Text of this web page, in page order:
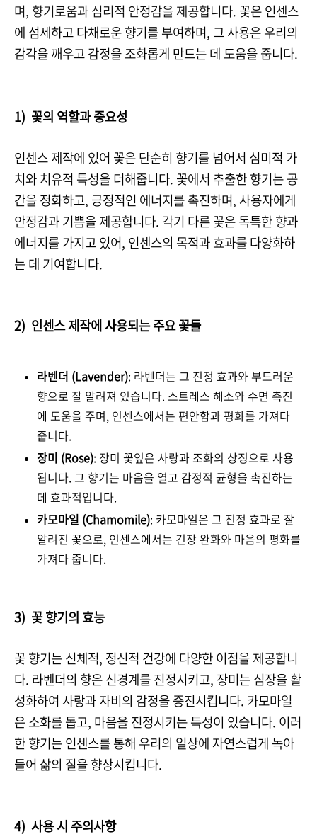
며, 향기로움과 심리적 안정감을 제공합니다. 꽃은 인센스
에 섬세하고 다채로운 향기를 부여하며, 그 사용은 우리의
감각을 깨우고 감정을 조화롭게 만드는 데 도움을 줍니다.
1) 꽃의 역할과 중요성
인센스 제작에 있어 꽃은 단순히 향기를 넘어서 심미적 가
치와 치유적 특성을 더해줍니다. 꽃에서 추출한 향기는 공
간을 정화하고, 긍정적인 에너지를 촉진하며, 사용자에게
안정감과 기쁨을 제공합니다. 각기 다른 꽃은 독특한 향과
에너지를 가지고 있어, 인센스의 목적과 효과를 다양화하
는 데 기여합니다.
2) 인센스 제작에 사용되는 주요 꽃들
라벤더 (Lavender): 라벤더는 그 진정 효과와 부드러운
향으로 잘 알려져 있습니다. 스트레스 해소와 수면 촉진
에 도움을 주며, 인센스에서는 편안함과 평화를 가져다
줍니다.
장미 (Rose): 장미 꽃잎은 사랑과 조화의 상징으로 사용
됩니다. 그 향기는 마음을 열고 감정적 균형을 촉진하는
데 효과적입니다.
카모마일 (Chamomile): 카모마일은 그 진정 효과로 잘
알려진 꽃으로, 인센스에서는 긴장 완화와 마음의 평화를
가져다 줍니다.
3) 꽃 향기의 효능
꽃 향기는 신체적, 정신적 건강에 다양한 이점을 제공합니
다. 라벤더의 향은 신경계를 진정시키고, 장미는 심장을 활
성화하여 사랑과 자비의 감정을 증진시킵니다. 카모마일
은 소화를 돕고, 마음을 진정시키는 특성이 있습니다. 이러
한 향기는 인센스를 통해 우리의 일상에 자연스럽게 녹아
들어 삶의 질을 향상시킵니다.
4) 사용 시 주의사항